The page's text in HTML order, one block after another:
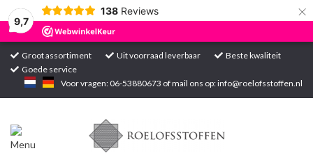
9,7
138 Reviews ×
Groot assortiment Uit voorraad leverbaar
Beste kwaliteit
Goede service
Voor vragen: 06-53880673 of mail ons op:info@roelofsstoffen.nl
Home